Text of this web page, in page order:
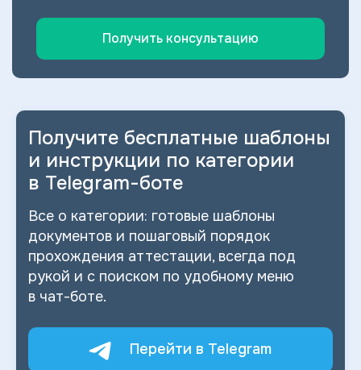
Получить консультацию
Получите бесплатные шаблоны
и инструкции по категории
в Telegram-боте
Все о категории: готовые шаблоны
документов и пошаговый порядок
прохождения аттестации, всегда под
рукой и с поиском по удобному меню
в чат-боте.
Перейти в Telegram